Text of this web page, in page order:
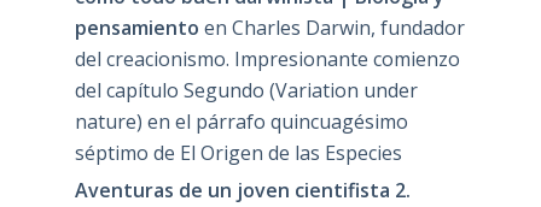
pensamiento en Charles Darwin, fundador
del creacionismo. Impresionante comienzo
del capítulo Segundo (Variation under
nature) en el párrafo quincuagésimo
séptimo de El Origen de las Especies
Aventuras de un joven cientifista 2.